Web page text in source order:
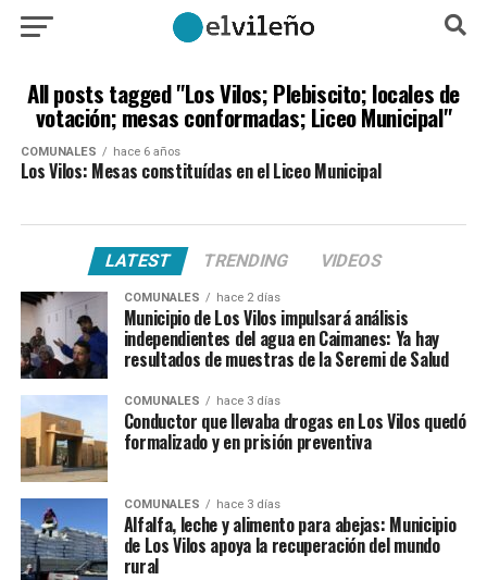
All posts tagged "Los Vilos; Plebiscito; locales de
votación; mesas conformadas; Liceo Municipal"
COMUNALES hace 6 años
Los Vilos: Mesas constituídas en el Liceo Municipal
LATEST TRENDING VIDEOS
COMUNALES hace 2 días
Municipio de Los Vilos impulsará análisis
independientes del agua en Caimanes: Ya hay
resultados de muestras de la Seremi de Salud
COMUNALES hace 3 días
Conductor que llevaba drogas en Los Vilos quedó
formalizado y en prisión preventiva
COMUNALES hace 3 días
Alfalfa, leche y alimento para abejas: Municipio
de Los Vilos apoya la recuperación del mundo
rural